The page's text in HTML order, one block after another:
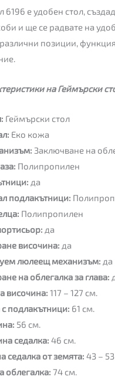
6196 е удобен стол,
и ще се радвате на
позиции,
на Геймърски
Геймърски стол
Еко кожа
Заключване на
Полипропилен
да
подлакътници:
Полипропилен
да
височина: да
люлеещ механизъм: да
на облегалка за глава:
височина: 117 – 127 см.
подлакътници: 61 см.
56 см.
седалка: 46 см.
седалка от земята: 43 –
облегалка: 74 см.